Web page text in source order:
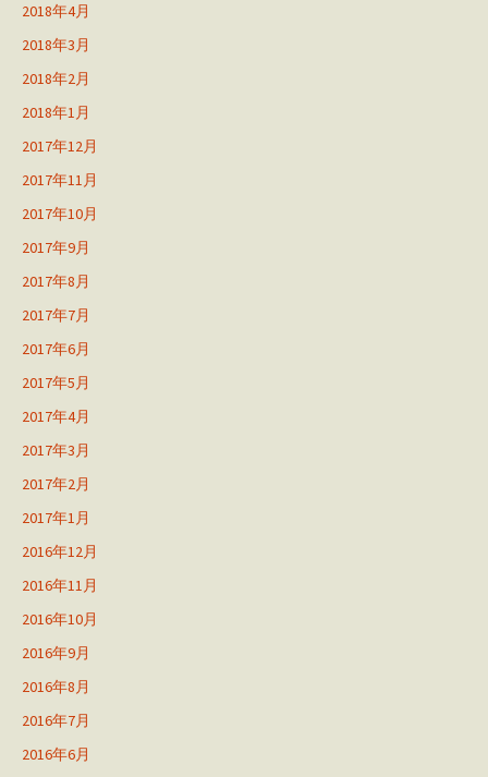
2018年4月
2018年3月
2018年2月
2018年1月
2017年12月
2017年11月
2017年10月
2017年9月
2017年8月
2017年7月
2017年6月
2017年5月
2017年4月
2017年3月
2017年2月
2017年1月
2016年12月
2016年11月
2016年10月
2016年9月
2016年8月
2016年7月
2016年6月